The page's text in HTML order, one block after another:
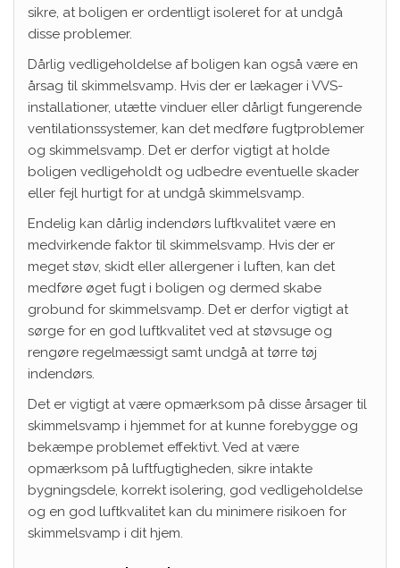
sikre, at boligen er ordentligt isoleret for at undgå
disse problemer.
Dårlig vedligeholdelse af boligen kan også være en
årsag til skimmelsvamp. Hvis der er lækager i VVS-
installationer, utætte vinduer eller dårligt fungerende
ventilationssystemer, kan det medføre fugtproblemer
og skimmelsvamp. Det er derfor vigtigt at holde
boligen vedligeholdt og udbedre eventuelle skader
eller fejl hurtigt for at undgå skimmelsvamp.
Endelig kan dårlig indendørs luftkvalitet være en
medvirkende faktor til skimmelsvamp. Hvis der er
meget støv, skidt eller allergener i luften, kan det
medføre øget fugt i boligen og dermed skabe
grobund for skimmelsvamp. Det er derfor vigtigt at
sørge for en god luftkvalitet ved at støvsuge og
rengøre regelmæssigt samt undgå at tørre tøj
indendørs.
Det er vigtigt at være opmærksom på disse årsager til
skimmelsvamp i hjemmet for at kunne forebygge og
bekæmpe problemet effektivt. Ved at være
opmærksom på luftfugtigheden, sikre intakte
bygningsdele, korrekt isolering, god vedligeholdelse
og en god luftkvalitet kan du minimere risikoen for
skimmelsvamp i dit hjem.